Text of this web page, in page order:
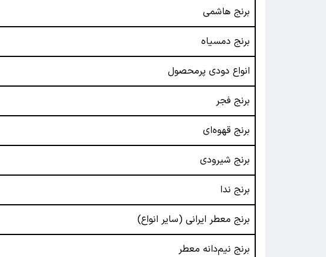
برنج هاشمی
برنج دمسیاه
انواع دودی پرمحصول
برنج فجر
برنج قهوه‌ای
برنج شیرودی
برنج ندا
برنج معطر ایرانی (سایر انواع)
برنج نیم‌دانه معطر